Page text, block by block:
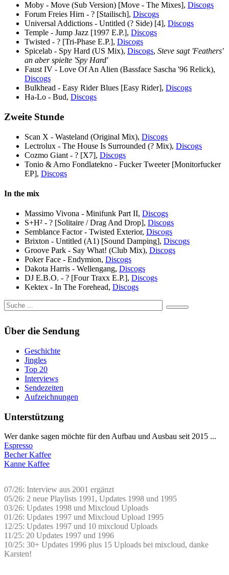
Moby - Move (Sub Version) [Move - The Mixes], Discogs
Forum Freies Hirn - ? [Stailisch], Discogs
Universal Addictions - Untitled (? Side) [4], Discogs
Temple - Jump Jazz [1997 E.P.], Discogs
Twisted - ? [Tri-Phase E.P.], Discogs
Spicelab - Spy Hard (US Mix), Discogs, Steve sagt 'Feathers'
an aber spielte 'Spy Hard'
Faust IV - Love Of An Alien (Bassface Sascha '96 Relick),
Discogs
Bulkhead - Easy Rider Blues [Easy Rider], Discogs
Ha-Lo - Bud, Discogs
Zweite Stunde
Scan X - Wasteland (Original Mix), Discogs
Lectrolux - The House Is Surrounded (? Mix), Discogs
Cozmo Giant - ? [X7], Discogs
Tonio & Arno Fondlatekno - Fucker Tweeter [Monitorfucker
EP], Discogs
In the mix
Massimo Vivona - Minifunk Part II, Discogs
S+H² - ? [Solitaire / Drag And Drop], Discogs
Semblance Factor - Twisted Exterior, Discogs
Brixton - Untitled (A1) [Sound Damping], Discogs
Groove Park - Say What! (Club Mix), Discogs
Poker Face - Endymion, Discogs
Dakota Harris - Wellengang, Discogs
DJ E.B.O. - ? [Four Traxx E.P.], Discogs
Kektex - In The Forehead, Discogs
Über die Sendung
Geschichte
Jingles
Top 20
Interviews
Sendezeiten
Aufzeichnungen
Unterstützung
Wer danke sagen möchte für den Aufbau und Ausbau seit 2015 ...
Espresso
Becher Kaffee
Kanne Kaffee
07/26: Interview aus 2001 ergänzt
05/26: 2 neue Playlists 1991, Updates 1998 und 1995
03/26: Updates 1998 und Mixcloud Uploads
01/26: Updates 1997 und Mixcloud Upload 1995
12/25: Updates 1997 und 10 mixcloud Uploads
11/25: 20 Updates 1997 und 1996
10/25: 30+ Updates 1996 plus 15 Uploads bei mixcloud, danke
Karsten!